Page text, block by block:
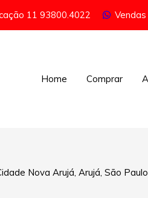
11 93800.4022 Vendas
Home Comprar
Nova Arujá, Arujá, São Paulo